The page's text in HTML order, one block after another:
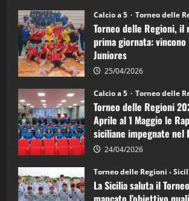
Juniores
è
vicecampione
d’Italia
Calcio a 5 Torneo delle
Torneo delle Regioni, il
prima giornata: vincono
Juniores
25/04/2026
Calcio a 5 Torneo delle
Torneo delle Regioni
Aprile al 1 Maggio le
siciliane impegnate nel
24/04/2026
Torneo delle Regioni -
La Sicilia saluta il